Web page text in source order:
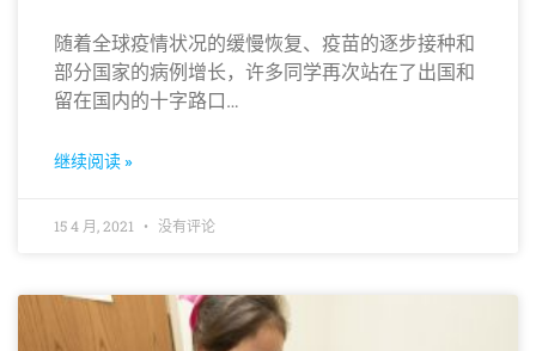
随着全球疫情状况的缓慢恢复、疫苗的逐步接种和
部分国家的病例增长，许多同学再次站在了出国和
留在国内的十字路口…
继续阅读 »
15 4 月, 2021 没有评论